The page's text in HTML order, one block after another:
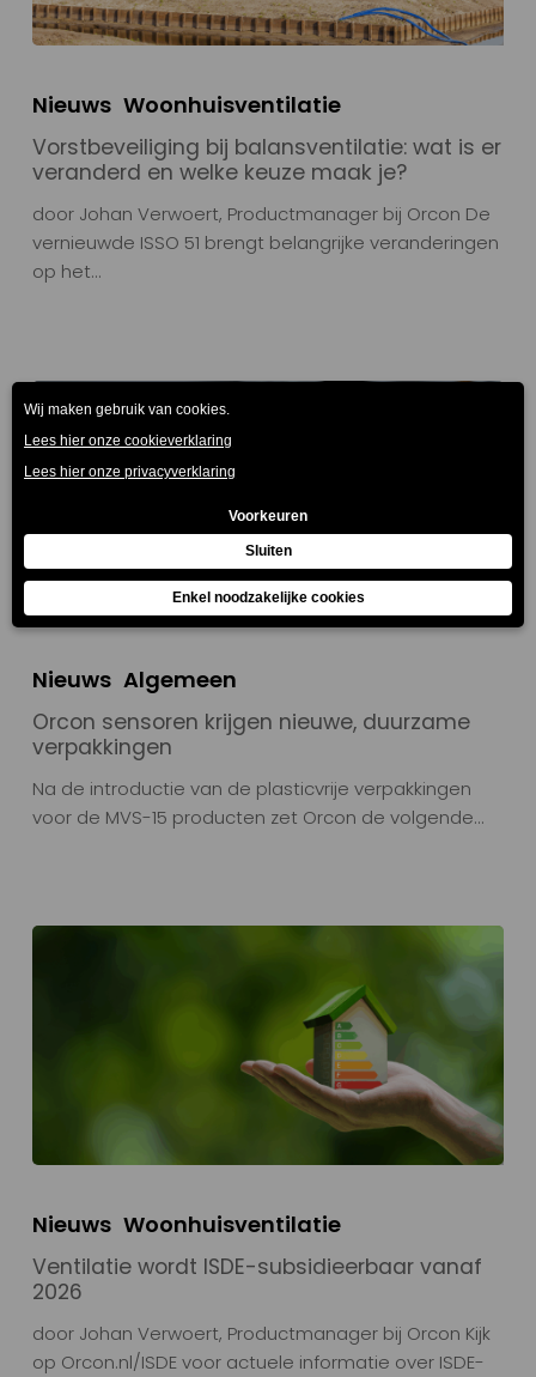
Nieuws Woonhuisventilatie
Vorstbeveiliging bij balansventilatie: wat is er
veranderd en welke keuze maak je?
door Johan Verwoert, Productmanager bij Orcon De
vernieuwde ISSO 51 brengt belangrijke veranderingen
op het…
Nieuws Algemeen
Orcon sensoren krijgen nieuwe, duurzame
verpakkingen
Na de introductie van de plasticvrije verpakkingen
voor de MVS-15 producten zet Orcon de volgende…
Nieuws Woonhuisventilatie
Ventilatie wordt ISDE-subsidieerbaar vanaf
2026
door Johan Verwoert, Productmanager bij Orcon Kijk
op Orcon.nl/ISDE voor actuele informatie over ISDE-